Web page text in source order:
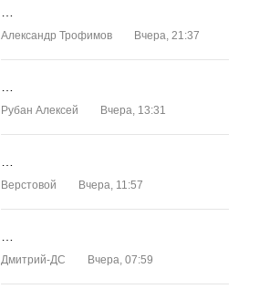
Александр Трофимов Вчера, 21:37
Рубан Алексей Вчера, 13:31
Верстовой Вчера, 11:57
Дмитрий-ДС Вчера, 07:59